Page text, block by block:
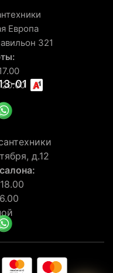
Европа
321
01
д.12